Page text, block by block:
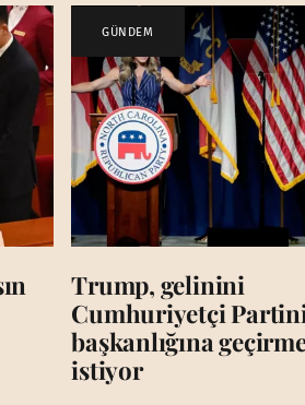
GÜNDEM
Trump, gelinini
Cumhuriyetçi
başkanlığına
istiyor